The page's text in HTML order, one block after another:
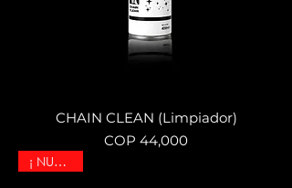
CHAIN CLEAN (Limpiador)
Price
COP 44,000
¡ NUEVO !